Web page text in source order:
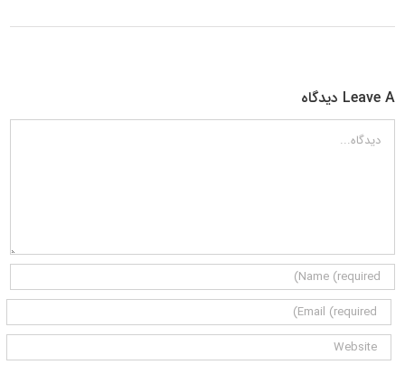
Leave A دیدگاه
دیدگاه